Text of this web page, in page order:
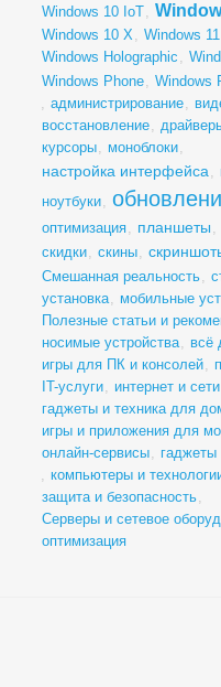
Windows 10 IoT,
Windows 10 X, Windows 11
Windows Holographic ,
Windows Phone, Windows
, администрирование,
восстановление,
курсоры, моноблоки,
настройка интерфейса,
ноутбуки,
оптимизация, планшеты ,
скидки, скины,
Смешанная реальность,
установка, мобильные
Полезные статьи и
носимые устройства, всё
игры для ПК и консолей,
IT-услуги, интернет и сети
гаджеты и техника для
игры и приложения для
онлайн-сервисы, гаджеты
, компьютеры и
защита и безопасность,
Серверы и сетевое
оптимизация